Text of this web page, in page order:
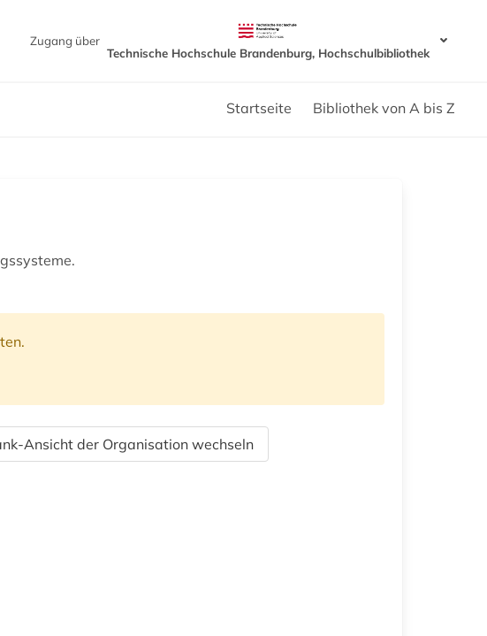
Zugang über
Technische Hochschule Brandenburg, Hochschulbibliothek
Startseite Bibliothek von A bis Z
Ansicht der Organisation wechseln